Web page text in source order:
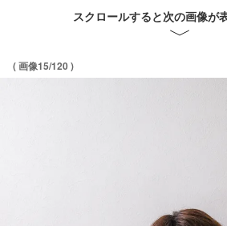
スクロールすると次の画像が
( 画像15/120 )